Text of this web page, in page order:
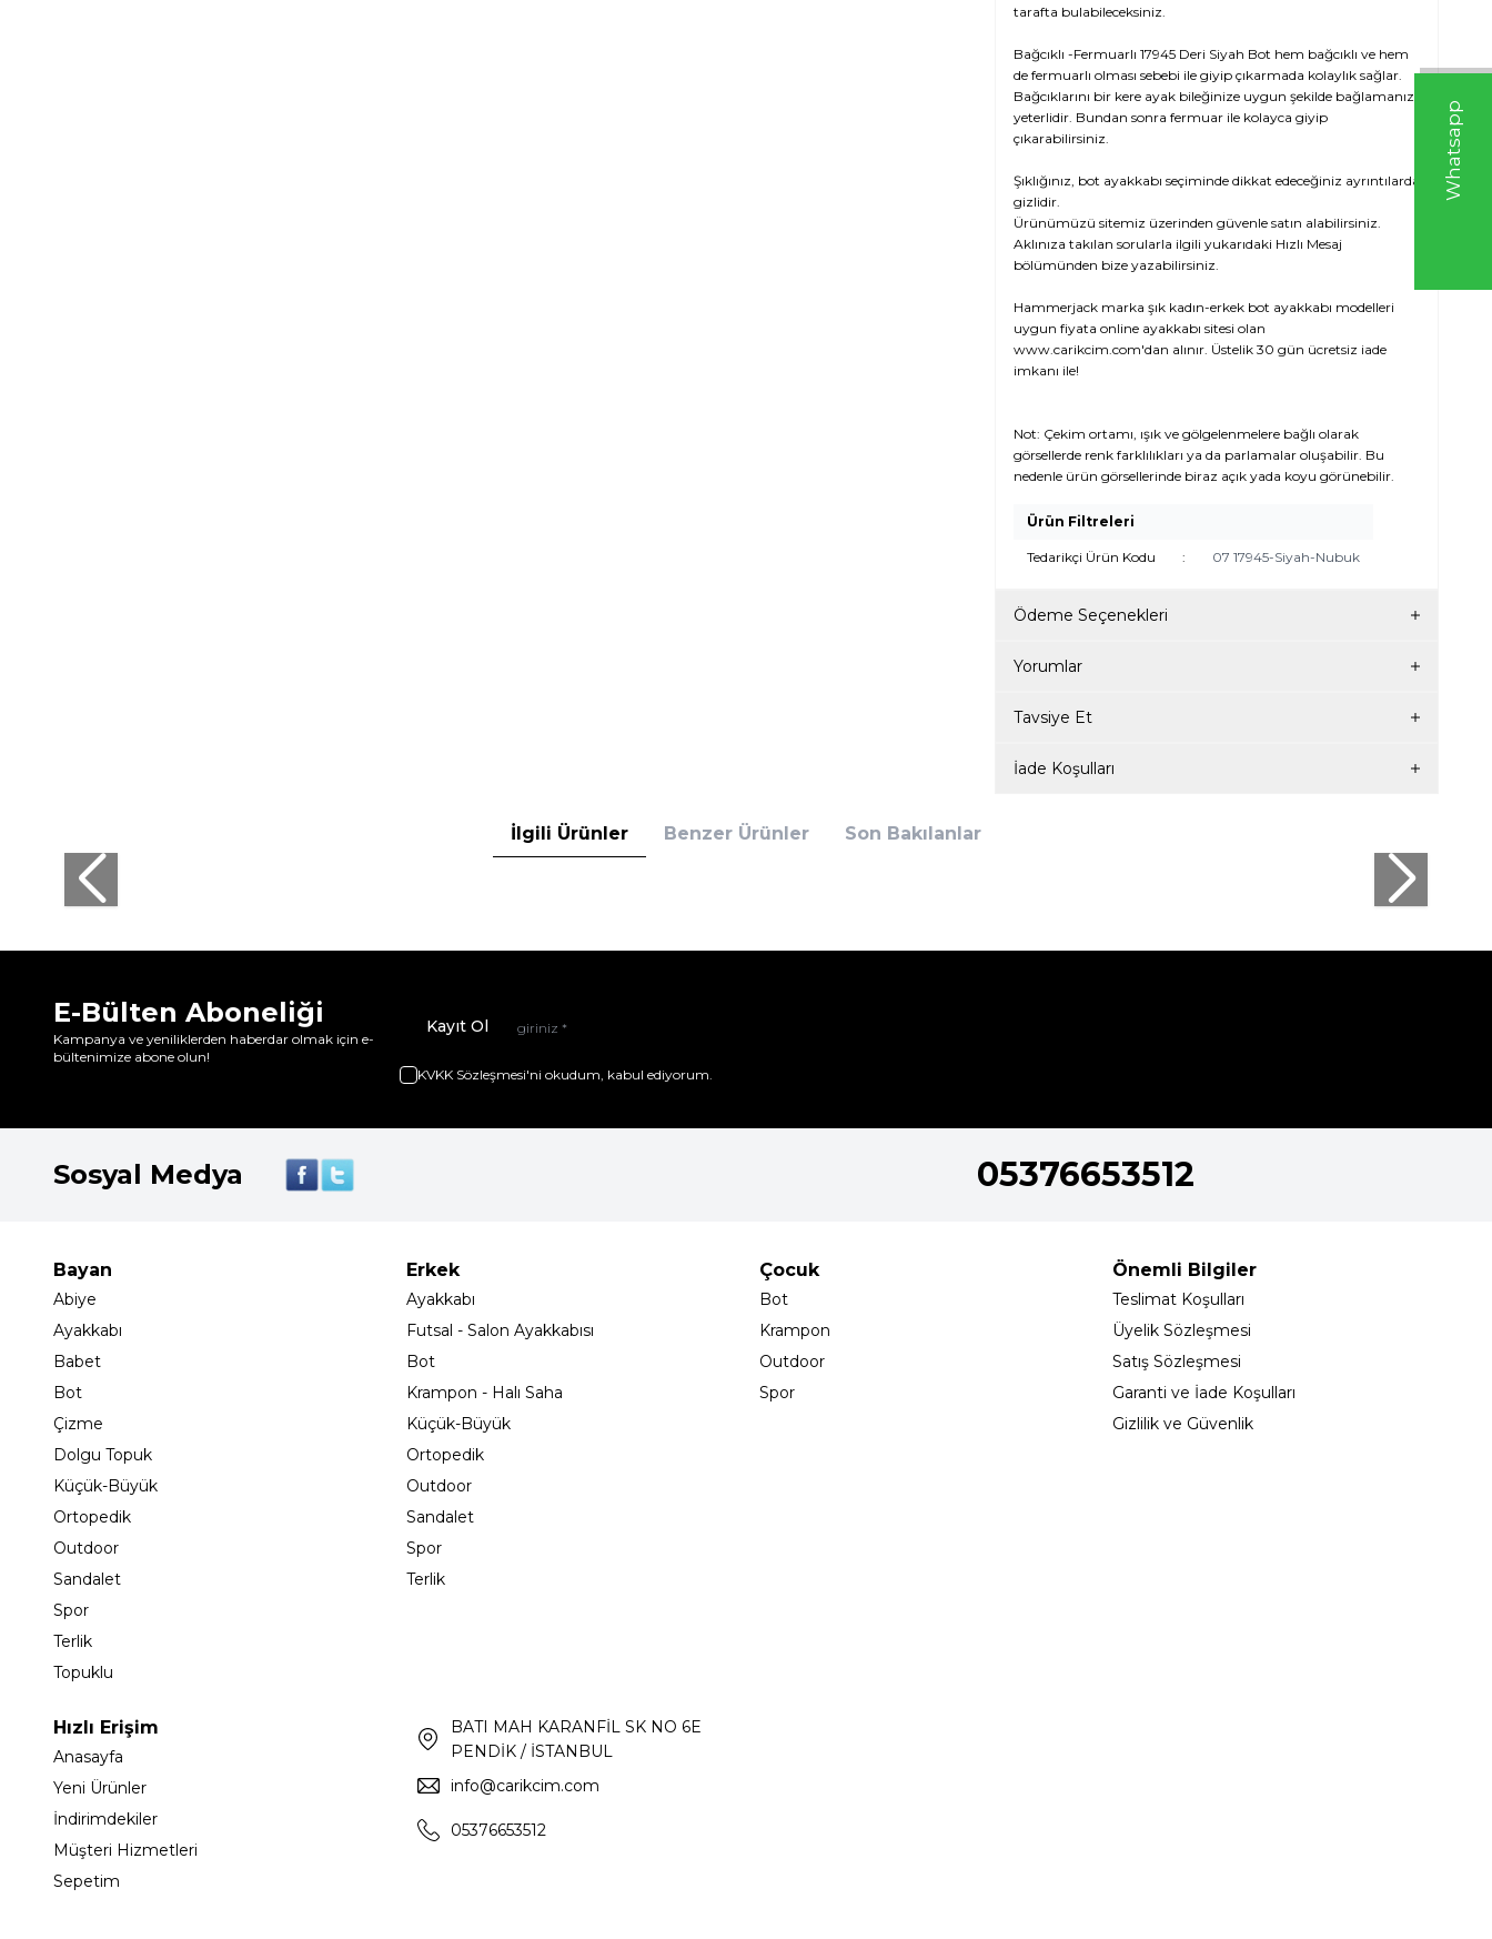
W
h
t
s
a
p
p
D
e
s
e
H
a
t
t
tarafta bulabileceksiniz.
Bağcıklı -Fermuarlı 17945 Deri Siyah Bot hem bağcıklı ve hem
de fermuarlı olması sebebi ile giyip çıkarmada kolaylık sağlar.
Bağcıklarını bir kere ayak bileğinize uygun şekilde bağlamanız
yeterlidir. Bundan sonra fermuar ile kolayca giyip
çıkarabilirsiniz.
Şıklığınız, bot ayakkabı seçiminde dikkat edeceğiniz ayrıntılarda
gizlidir.
Ürünümüzü sitemiz üzerinden güvenle satın alabilirsiniz.
Aklınıza takılan sorularla ilgili yukarıdaki Hızlı Mesaj
bölümünden bize yazabilirsiniz.
Hammerjack marka şık kadın-erkek bot ayakkabı modelleri
uygun fiyata online ayakkabı sitesi olan
www.carikcim.com'dan alınır. Üstelik 30 gün ücretsiz iade
imkanı ile!
Not: Çekim ortamı, ışık ve gölgelenmelere bağlı olarak
görsellerde renk farklılıkları ya da parlamalar oluşabilir. Bu
nedenle ürün görsellerinde biraz açık yada koyu görünebilir.
Ürün Filtreleri
Tedarikçi Ürün Kodu : 07 17945-Siyah-Nubuk
Ödeme Seçenekleri
Yorumlar
Tavsiye Et
İade Koşulları
İlgili Ürünler Benzer Ürünler Son Bakılanlar
E-Bülten Aboneliği
Kampanya ve yeniliklerden haberdar olmak için e-
bültenimize abone olun!
Kayıt Ol
KVKK Sözleşmesi'ni okudum, kabul ediyorum.
Sosyal Medya 05376653512
Bayan
Abiye
Ayakkabı
Babet
Bot
Çizme
Dolgu Topuk
Küçük-Büyük
Ortopedik
Outdoor
Sandalet
Spor
Terlik
Topuklu
Erkek
Ayakkabı
Futsal - Salon Ayakkabısı
Bot
Krampon - Halı Saha
Küçük-Büyük
Ortopedik
Outdoor
Sandalet
Spor
Terlik
Çocuk
Bot
Krampon
Outdoor
Spor
Önemli Bilgiler
Teslimat Koşulları
Üyelik Sözleşmesi
Satış Sözleşmesi
Garanti ve İade Koşulları
Gizlilik ve Güvenlik
Hızlı Erişim
Anasayfa
Yeni Ürünler
İndirimdekiler
Müşteri Hizmetleri
Sepetim
BATI MAH KARANFİL SK NO 6E
PENDİK / İSTANBUL
info@carikcim.com
05376653512